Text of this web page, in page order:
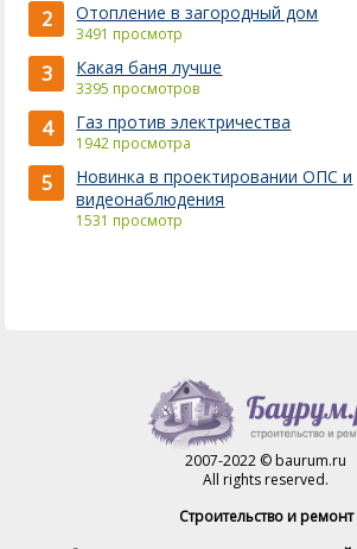
2 Отопление в загородный дом
3491 просмотр
3 Какая баня лучше
3395 просмотров
4 Газ против электричества
1942 просмотра
5
Новинка в проектировании ОПС и
видеонаблюдения
1531 просмотр
2007-2022 © baurum.ru
All rights reserved.
Строительство и ремонт